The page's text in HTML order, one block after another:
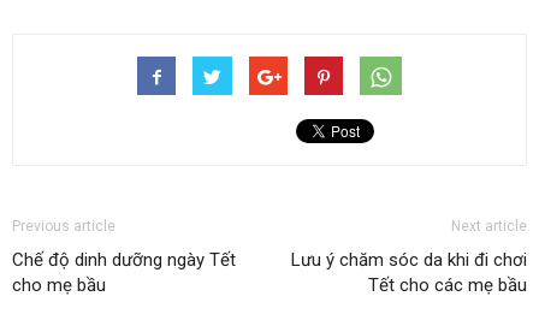
Previous article
Chế độ dinh dưỡng ngày Tết
cho mẹ bầu
Next article
Lưu ý chăm sóc da khi đi chơi
Tết cho các mẹ bầu